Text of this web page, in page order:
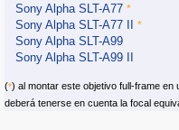
Sony Alpha SLT-A77 *
Sony Alpha SLT-A77 II *
Sony Alpha SLT-A99
Sony Alpha SLT-A99 II
(*) al montar este objetivo full-frame
deberá tenerse en cuenta la focal